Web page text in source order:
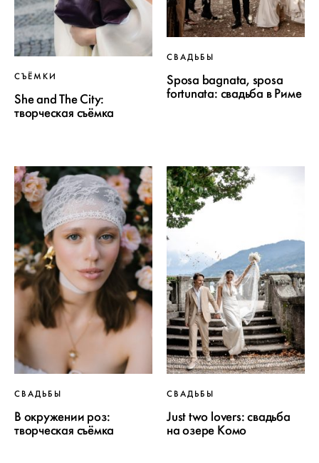
СЪЁМКИ
She and The City:
творческая съёмка
СВАДЬБЫ
Sposa bagnata, sposa
fortunata: свадьба в Риме
СВАДЬБЫ
В окружении роз:
творческая съёмка
СВАДЬБЫ
Just two lovers: свадьба
на озере Комо